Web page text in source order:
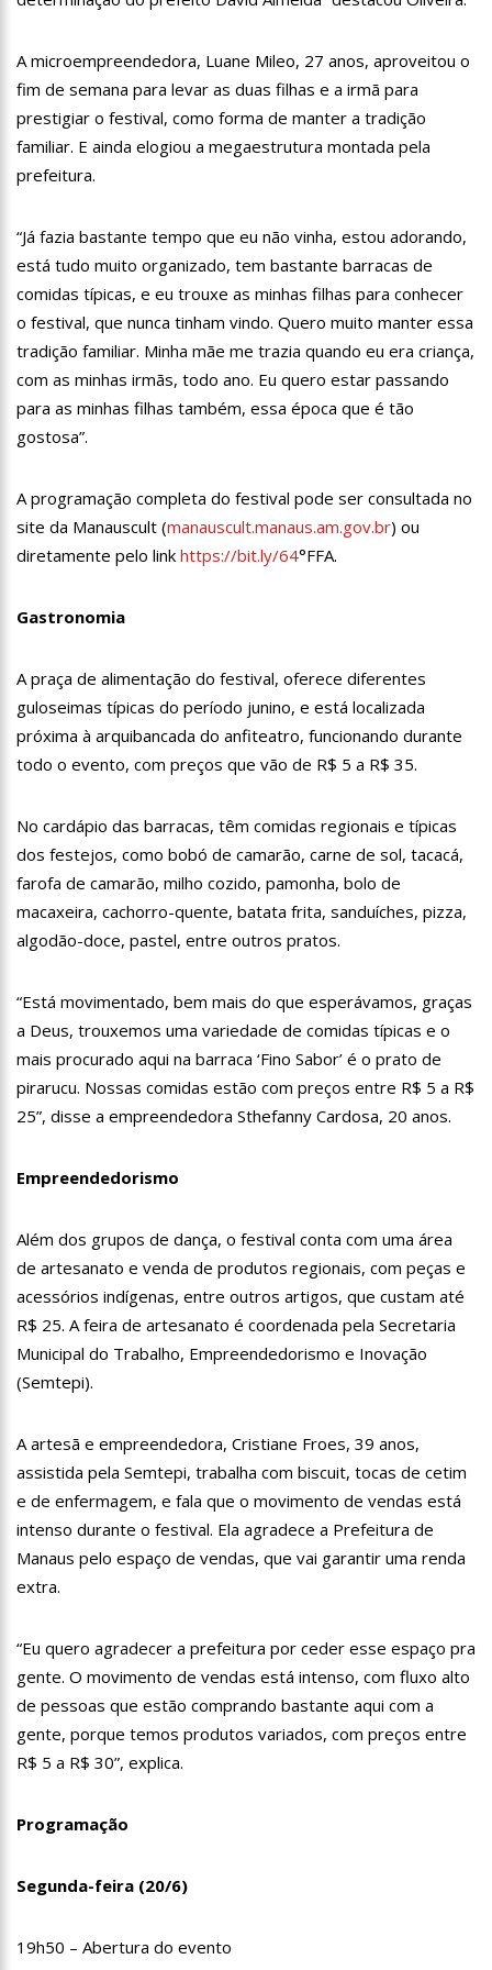
13:27 Militares chineses desembarcam no Brasil
13:20 Internautas reagem à chegada de Lana Del Rey em Manaus
13:16 Professores rejeitam proposta de Wilson Lima e mantêm
Brasil; entenda
11:53 Criação de secretaria de habitação e de serviço ao
consumidor são aprovados na CMM
11:44 Mergulhadores do Corpo de Bombeiros encontram corpo de
turista envolvido em acidente no Rio Acari
11:30
Povo guarani bloqueia rodovia em São Paulo contra marco
temporal
11:15
Idosa mata marido com veneno de rato, esquarteja o corpo e
10:57
No celibato, Eliezer defende intimidade com Viih Tube: “Estou
respeitando o tempo dela”
10:28 Ivete Sangalo se derrete ao ver a filha dançando no palco;
10:12 Haddad: Grupo de trabalho vai apurar dívida da Venezuela
sonhava com ele
12:58 Governo deve retomar negociação com professores nesta
segunda-feira
12:52 Policlínica Codajás realiza mais uma rodada de exames de
HPV para público LGBTQI+
submissão de trabalhos acadêmicos prorrogada até 7 de junho
12:39 Prefeitura de Manaus anuncia nova programação para as
feiras itinerantes de economia solidária e criativa
12:33 Tiroteio assusta público de campeonato de jiu-jitsu na Arena
12:21 Brasil aparece como país com mais suspeitas de fraudes em
apostas esportivas
16:29 Sergio Hondjakoff diz que vício em drogas aumentou na
época de ‘Malhação’
16:24
Pesquisa mostra 5,2 milhões de jovens entre 14 e 24 anos
sem emprego
Influencer morre após beber sete garrafas de bebida
alcoólica em live
15:26 Irmã de Neymar faz tatuagem e fãs vêem homenagem ao
Vasco
15:19 Vídeo mostra momento em que homem é m0rto dentro de
12:46
Mirella grava vídeo mostrando sua lingerie mais
transparente para dia do Namorados
12:36 Corpo de ator Jeff Machado foi queimado e concretado no
Rio
11:53 Dia Livre de Impostos: lojistas chamam atenção sobre carga
tributária
11:37 Novos pacientes são beneficiados com implante coclear na
rede pública de Saúde do Amazonas
11:31 Andressa Urach deixa Onlyfans após voltar para a igreja:
‘Estou recomeçando com Deus’
11:24
Famílias encontram caminhos para adotar irmãos biológicos
12:51
Rita Lee lamenta vício em cigarro em autobiografia: “Fumava
12:41 Leonardo e Bruno & Marrone se apresentam em Manaus
A microempreendedora, Luane Mileo, 27 anos, aproveitou o
fim de semana para levar as duas filhas e a irmã para
prestigiar o festival, como forma de manter a tradição
familiar. E ainda elogiou a megaestrutura montada pela
prefeitura.
“Já fazia bastante tempo que eu não vinha, estou adorando,
está tudo muito organizado, tem bastante barracas de
comidas típicas, e eu trouxe as minhas filhas para conhecer
o festival, que nunca tinham vindo. Quero muito manter essa
tradição familiar. Minha mãe me trazia quando eu era criança,
com as minhas irmãs, todo ano. Eu quero estar passando
para as minhas filhas também, essa época que é tão
gostosa”.
A programação completa do festival pode ser consultada no
site da Manauscult (manauscult.manaus.am.gov.br) ou
diretamente pelo link https://bit.ly/64°FFA.
Gastronomia
A praça de alimentação do festival, oferece diferentes
guloseimas típicas do período junino, e está localizada
próxima à arquibancada do anfiteatro, funcionando durante
todo o evento, com preços que vão de R$ 5 a R$ 35.
No cardápio das barracas, têm comidas regionais e típicas
dos festejos, como bobó de camarão, carne de sol, tacacá,
farofa de camarão, milho cozido, pamonha, bolo de
macaxeira, cachorro-quente, batata frita, sanduíches, pizza,
algodão-doce, pastel, entre outros pratos.
“Está movimentado, bem mais do que esperávamos, graças
a Deus, trouxemos uma variedade de comidas típicas e o
mais procurado aqui na barraca ‘Fino Sabor’ é o prato de
pirarucu. Nossas comidas estão com preços entre R$ 5 a R$
25”, disse a empreendedora Sthefanny Cardosa, 20 anos.
Empreendedorismo
Além dos grupos de dança, o festival conta com uma área
de artesanato e venda de produtos regionais, com peças e
acessórios indígenas, entre outros artigos, que custam até
R$ 25. A feira de artesanato é coordenada pela Secretaria
Municipal do Trabalho, Empreendedorismo e Inovação
(Semtepi).
A artesã e empreendedora, Cristiane Froes, 39 anos,
assistida pela Semtepi, trabalha com biscuit, tocas de cetim
e de enfermagem, e fala que o movimento de vendas está
intenso durante o festival. Ela agradece a Prefeitura de
Manaus pelo espaço de vendas, que vai garantir uma renda
extra.
“Eu quero agradecer a prefeitura por ceder esse espaço pra
gente. O movimento de vendas está intenso, com fluxo alto
de pessoas que estão comprando bastante aqui com a
gente, porque temos produtos variados, com preços entre
R$ 5 a R$ 30”, explica.
Programação
Segunda-feira (20/6)
19h50 – Abertura do evento